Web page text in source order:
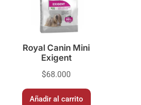
Royal Canin Mini
Exigent
$68.000
Añadir al carrito